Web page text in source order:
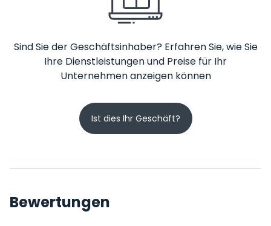
Sind Sie der Geschäftsinhaber? Erfahren Sie, wie Sie
Ihre Dienstleistungen und Preise für Ihr
Unternehmen anzeigen können
Ist dies Ihr Geschäft?
Bewertungen